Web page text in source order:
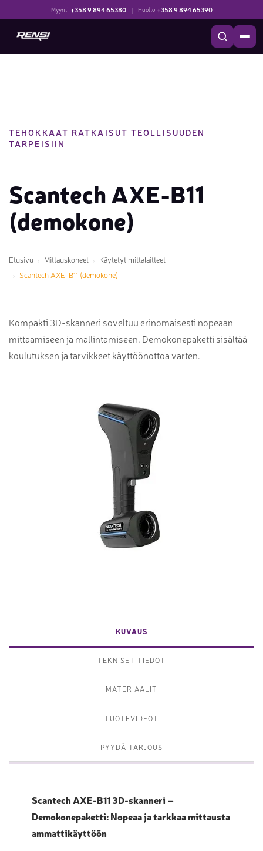
Myynti +358 9 894 65380 | Huolto +358 9 894 65390
TEHOKKAAT RATKAISUT TEOLLISUUDEN
TARPEISIIN
Scantech AXE-B11
(demokone)
Etusivu Mittauskoneet
Käytetyt mittalaitteet
Scantech AXE-B11 (demokone)
Kompakti 3D-skanneri soveltuu erinomaisesti nopeaan
mittaamiseen ja mallintamiseen. Demokonepaketti sisältää
koulutuksen ja tarvikkeet käyttöönottoa varten.
KUVAUS
TEKNISET TIEDOT
MATERIAALIT
TUOTEVIDEOT
PYYDÄ TARJOUS
Scantech AXE-B11 3D-skanneri –
Demokonepaketti: Nopeaa ja tarkkaa mittausta
ammattikäyttöön